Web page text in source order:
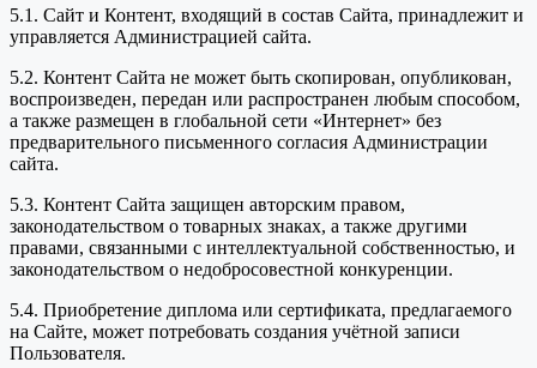
5.1. Сайт и Контент, входящий в состав Сайта, принадлежит и
управляется Администрацией сайта.
5.2. Контент Сайта не может быть скопирован, опубликован,
воспроизведен, передан или распространен любым способом,
а также размещен в глобальной сети «Интернет» без
предварительного письменного согласия Администрации
сайта.
5.3. Контент Сайта защищен авторским правом,
законодательством о товарных знаках, а также другими
правами, связанными с интеллектуальной собственностью, и
законодательством о недобросовестной конкуренции.
5.4. Приобретение диплома или сертификата, предлагаемого
на Сайте, может потребовать создания учётной записи
Пользователя.